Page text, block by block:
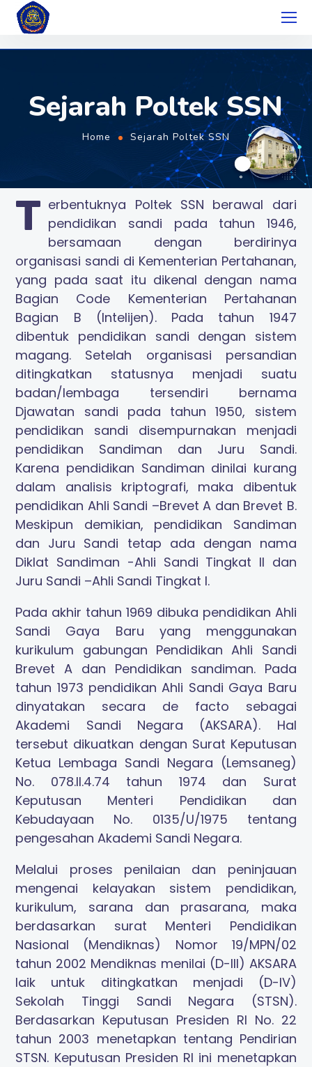
Sejarah Poltek SSN
Home Sejarah Poltek SSN
T erbentuknya Poltek SSN berawal dari
pendidikan sandi pada tahun 1946,
bersamaan dengan berdirinya
organisasi sandi di Kementerian Pertahanan,
yang pada saat itu dikenal dengan nama
Bagian Code Kementerian Pertahanan
Bagian B (Intelijen). Pada tahun 1947
dibentuk pendidikan sandi dengan sistem
magang. Setelah organisasi persandian
ditingkatkan statusnya menjadi suatu
badan/lembaga tersendiri bernama
Djawatan sandi pada tahun 1950, sistem
pendidikan sandi disempurnakan menjadi
pendidikan Sandiman dan Juru Sandi.
Karena pendidikan Sandiman dinilai kurang
dalam analisis kriptografi, maka dibentuk
pendidikan Ahli Sandi –Brevet A dan Brevet B.
Meskipun demikian, pendidikan Sandiman
dan Juru Sandi tetap ada dengan nama
Diklat Sandiman -Ahli Sandi Tingkat II dan
Juru Sandi –Ahli Sandi Tingkat I.
Pada akhir tahun 1969 dibuka pendidikan Ahli
Sandi Gaya Baru yang menggunakan
kurikulum gabungan Pendidikan Ahli Sandi
Brevet A dan Pendidikan sandiman. Pada
tahun 1973 pendidikan Ahli Sandi Gaya Baru
dinyatakan secara de facto sebagai
Akademi Sandi Negara (AKSARA). Hal
tersebut dikuatkan dengan Surat Keputusan
Ketua Lembaga Sandi Negara (Lemsaneg)
No. 078.II.4.74 tahun 1974 dan Surat
Keputusan Menteri Pendidikan dan
Kebudayaan No. 0135/U/1975 tentang
pengesahan Akademi Sandi Negara.
Melalui proses penilaian dan peninjauan
mengenai kelayakan sistem pendidikan,
kurikulum, sarana dan prasarana, maka
berdasarkan surat Menteri Pendidikan
Nasional (Mendiknas) Nomor 19/MPN/02
tahun 2002 Mendiknas menilai (D-III) AKSARA
laik untuk ditingkatkan menjadi (D-IV)
Sekolah Tinggi Sandi Negara (STSN).
Berdasarkan Keputusan Presiden RI No. 22
tahun 2003 menetapkan tentang Pendirian
STSN. Keputusan Presiden RI ini menetapkan